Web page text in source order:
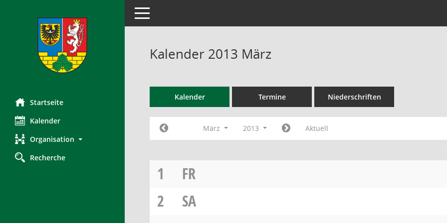
Startseite
Kalender
Organisation
Recherche
Toggle navigation
Kalender 2013 März
Kalender Termine Niederschriften
März 2013 Aktuell
1
FR
2
SA